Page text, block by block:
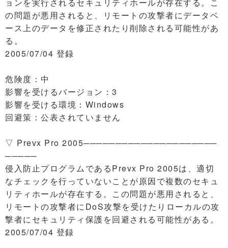
の問題が悪用されると、リモートの攻撃者にデータベ
ース上のデータを修正されたり削除される可能性があ
る。
2005/07/04 登録
危険度：中
影響を受けるバージョン：3
影響を受ける環境：Windows
回避策：公表されていません
▽ Prevx Pro 2005─────────────────────
─────
侵入防止プログラムであるPrevx Pro 2005は、適切
なチェックを行っていないことが原因で複数のセキュ
リティホールが存在する。この問題が悪用されると、
リモートの攻撃者にDoS攻撃を受けたりローカルの攻
撃者にセキュリティ保護を回避される可能性がある。
2005/07/04 登録